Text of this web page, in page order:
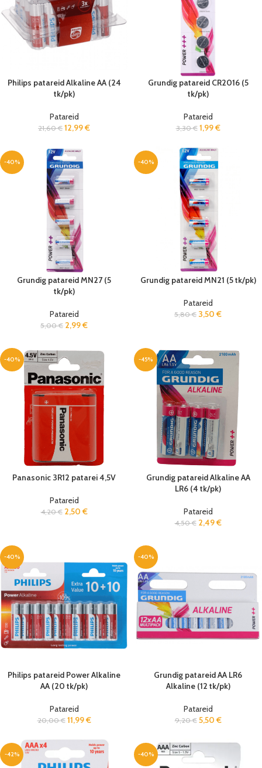
Philips patareid Alkaline AA (24
tk/pk)
Patareid
21,60€ 12,99€
Grundig patareid CR2016 (5
tk/pk)
Patareid
3,30€ 1,99€
-40%
Grundig patareid MN27 (5
tk/pk)
Patareid
5,00€ 2,99€
-40%
Grundig patareid MN21 (5 tk/pk)
Patareid
5,80€ 3,50 €
-40%
Panasonic 3R12 patarei 4,5V
Patareid
4,20€ 2,50 €
-45%
Grundig patareid Alkaline AA
LR6 (4 tk/pk)
Patareid
4,50€ 2,49€
-40%
Philips patareid Power Alkaline
AA (20 tk/pk)
Patareid
20,00€ 11,99€
-40%
Grundig patareid AA LR6
Alkaline (12 tk/pk)
Patareid
9,20€ 5,50 €
-42% -40%